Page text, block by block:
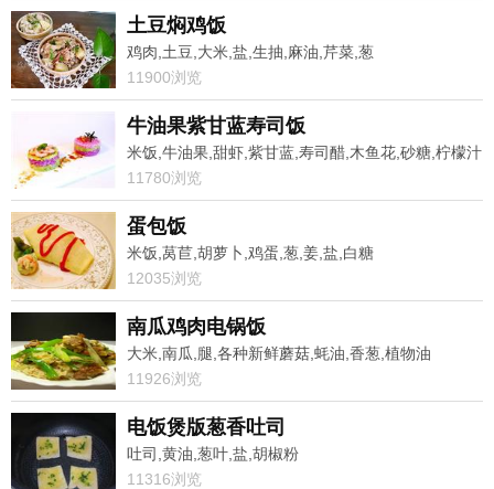
土豆焖鸡饭
鸡肉,土豆,大米,盐,生抽,麻油,芹菜,葱
11900浏览
牛油果紫甘蓝寿司饭
米饭,牛油果,甜虾,紫甘蓝,寿司醋,木鱼花,砂糖,柠檬汁
11780浏览
蛋包饭
米饭,莴苣,胡萝卜,鸡蛋,葱,姜,盐,白糖
12035浏览
南瓜鸡肉电锅饭
大米,南瓜,腿,各种新鲜蘑菇,蚝油,香葱,植物油
11926浏览
电饭煲版葱香吐司
吐司,黄油,葱叶,盐,胡椒粉
11316浏览